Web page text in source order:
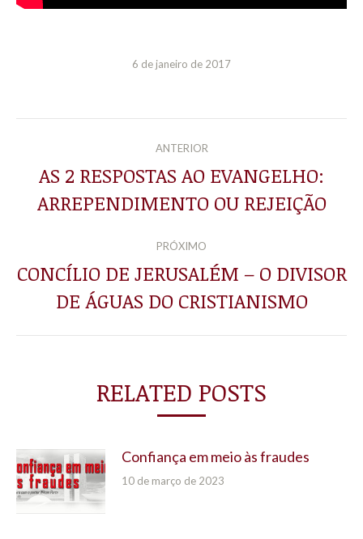
6 de janeiro de 2017
NAVEGAÇÃO
DE
POST:
ANTERIOR
Post
anterior:
AS 2 RESPOSTAS AO EVANGELHO:
ARREPENDIMENTO OU REJEIÇÃO
PRÓXIMO
Próximo
post:
CONCÍLIO DE JERUSALÉM – O DIVISOR
DE ÁGUAS DO CRISTIANISMO
RELATED POSTS
Confiança em meio às fraudes
10 de março de 2023